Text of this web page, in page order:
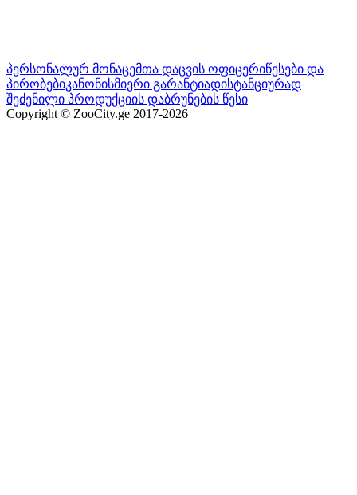
პერსონალურ მონაცემთა დაცვის ოფიცერიწესები და
პირობებიკანონისმიერი გარანტიადისტანციურად
შეძენილი პროდუქციის დაბრუნების წესი
Copyright © ZooCity.ge 2017-2026